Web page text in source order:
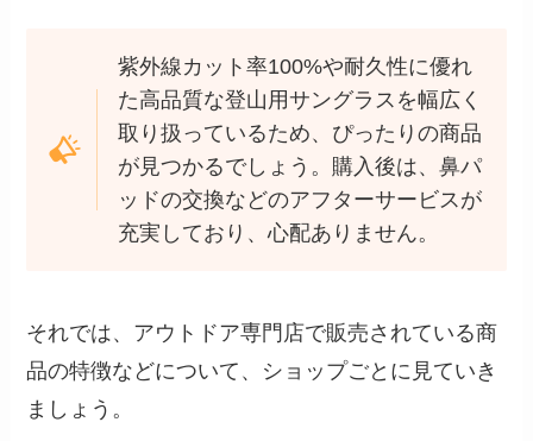
紫外線カット率100%や耐久性に優れ
た高品質な登山用サングラスを幅広く
取り扱っているため、ぴったりの商品
が見つかるでしょう。購入後は、鼻パ
ッドの交換などのアフターサービスが
充実しており、心配ありません。
それでは、アウトドア専門店で販売されている商
品の特徴などについて、ショップごとに見ていき
ましょう。